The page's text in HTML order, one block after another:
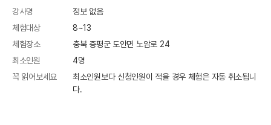
강사명
정보 없음
체험대상
8~13
체험장소
충북 증평군 도안면 노암로 24
최소인원
4명
꼭 읽어보세요
최소인원보다 신청인원이 적을 경우 체험은 자동 취소됩니
다.